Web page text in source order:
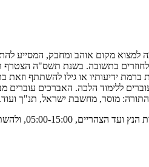
למצוא מקום אוהב ומחבק, המסייע
לחוזרים בתשובה. בשנת תשס"ה
ידיעותיו או גילו להשתתף
ללימוד הלכה. האברכים
התורה: מוסר, מחשבת ישראל, תנ"ך ועוד.
אברך